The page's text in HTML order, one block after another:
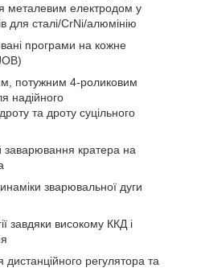
металевим електродом у
для сталі/CrNi/алюмінію
програми на кожне
потужним 4-роликовим
надійного
та дроту суцільного
кратера на
зварювальної дуги
завдяки високому ККД і
дистанційного регулятора та